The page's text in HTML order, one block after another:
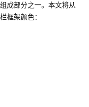
成部分之一。本文将从
框架颜色：